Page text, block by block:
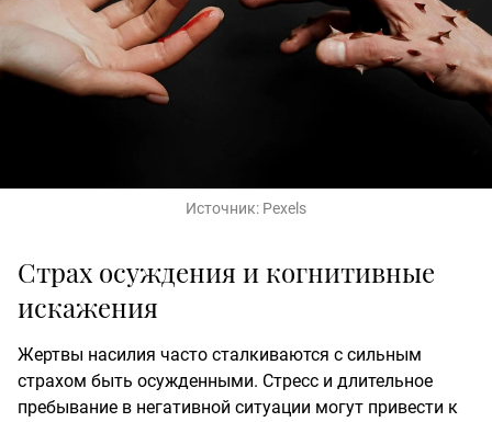
Источник: Pexels
Страх осуждения и когнитивные
искажения
Жертвы насилия часто сталкиваются с сильным
страхом быть осужденными. Стресс и длительное
пребывание в негативной ситуации могут привести к